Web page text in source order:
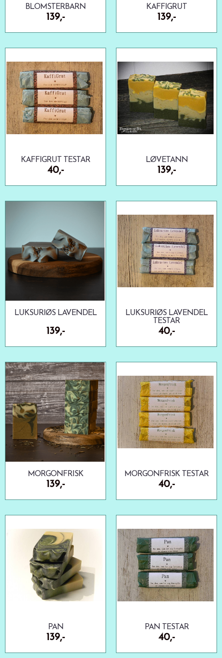
BLOMSTERBARN
139,-
KAFFIGRUT
139,-
KAFFIGRUT TESTAR
40,-
LØVETANN
139,-
LUKSURIØS LAVENDEL
139,-
LUKSURIØS LAVENDEL
TESTAR
40,-
MORGONFRISK
139,-
MORGONFRISK TESTAR
40,-
PAN
139,-
PAN TESTAR
40,-